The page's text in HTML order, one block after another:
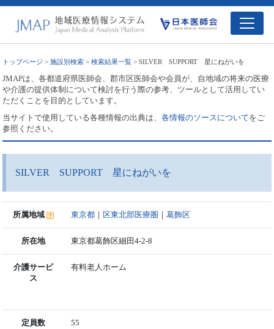
トップページ >施設別検索 >検索結果一覧 > SILVER SUPPORT 星にねがいを
JMAPは、各都道府県医師会、郡市区医師会や会員が、自地域の将来の医療
や介護の提供体制について検討を行う際の参考、ツールとして活用してい
ただくことを目的としています。
当サイトで使用している各種情報の出典は、各情報のソースについてをご
参照ください。
SILVER SUPPORT 星にねがいを
所属地域 東京都 ｜区東北部医療圏 ｜葛飾区
所在地 東京都葛飾区細田4-2-8
介護サービ
ス
有料老人ホーム
定員数 55